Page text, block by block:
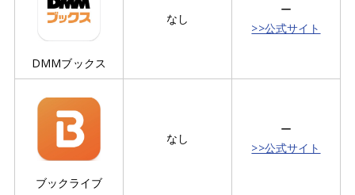
DMMブックス
なし
ー
>>公式サイト
ブックライブ
なし
ー
>>公式サイト